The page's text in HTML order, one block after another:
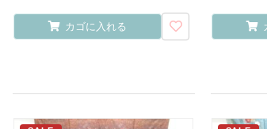
カゴに入れる